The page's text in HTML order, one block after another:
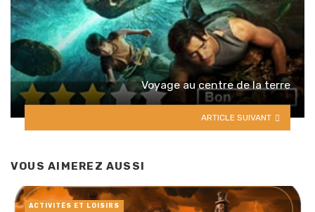
Voyage au centre de la terre
ARTICLE SUIVANT
VOUS AIMEREZ AUSSI
ACTIVITÉS ET LOISIRS